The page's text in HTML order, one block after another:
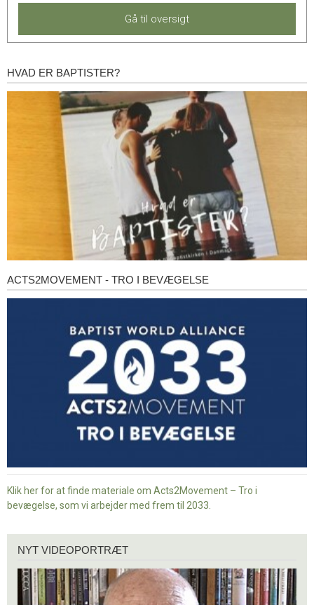
Gå til oversigt
Hvad
er
HVAD ER BAPTISTER?
Acts2Movement
-
ACTS2MOVEMENT - TRO I BEVÆGELSE
Klik her for at finde materiale om Acts2Movement – Tro i
bevægelse, som vi arbejder med frem til 2033.
videoportræt
NYT VIDEOPORTRÆT